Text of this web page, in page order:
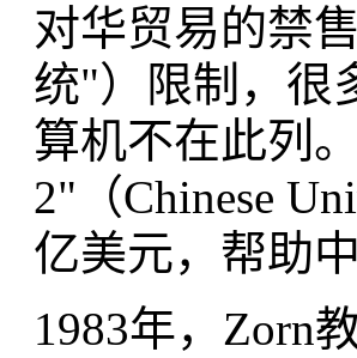
对华贸易的禁
统"）限制，很
算机不在此列
2"（Chinese
亿美元，帮助
1983年，Zorn